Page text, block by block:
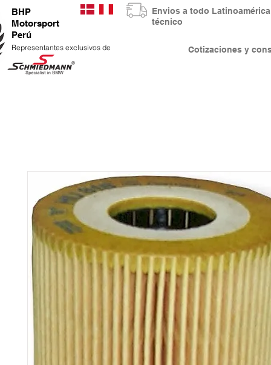
BHP
Motorsport
Perú
Representantes exclusivos de Cotizaciones y
Envios a todo
técnico